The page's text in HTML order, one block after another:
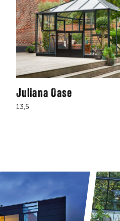
Juliana Oase
13,5